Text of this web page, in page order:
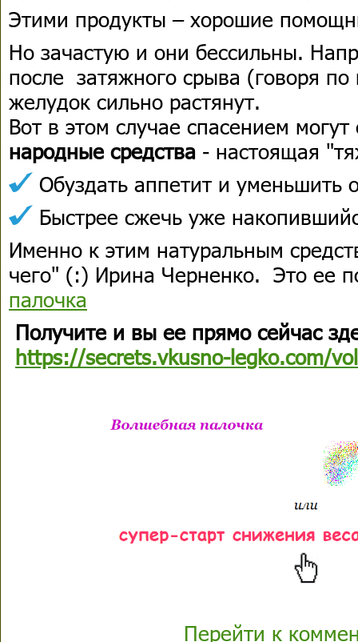
Этими продукты – хорошие
Но зачастую и они бессильны.
после затяжного срыва (говоря
желудок сильно растянут.
Вот в этом случае спасением
народные средства - настоящая
Обуздать аппетит и
Быстрее сжечь уже
Именно к этим натуральным
чего" (:) Ирина Черненко. Это ее
палочка
Получите и вы ее прямо сейчас
https://secrets.vkusno-legko.com/
Перейти к